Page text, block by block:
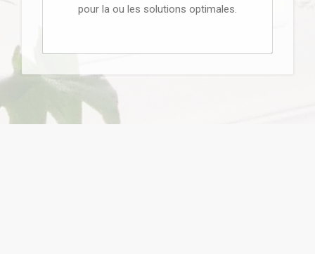
pour la ou les solutions optimales.